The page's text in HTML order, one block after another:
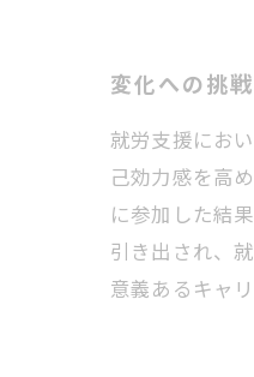
変化への挑
就労支援にお
己効力感を高
に参加した結
引き出され、
意義あるキャ